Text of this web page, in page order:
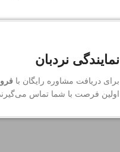
نمایندگی نردبان
برای دریافت مشاوره رایگان با
اولین فرصت با شما تماس